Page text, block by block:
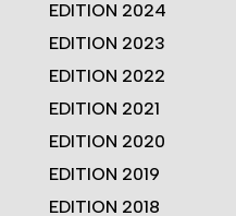
EDITION 2024
EDITION 2023
EDITION 2022
EDITION 2021
EDITION 2020
EDITION 2019
EDITION 2018